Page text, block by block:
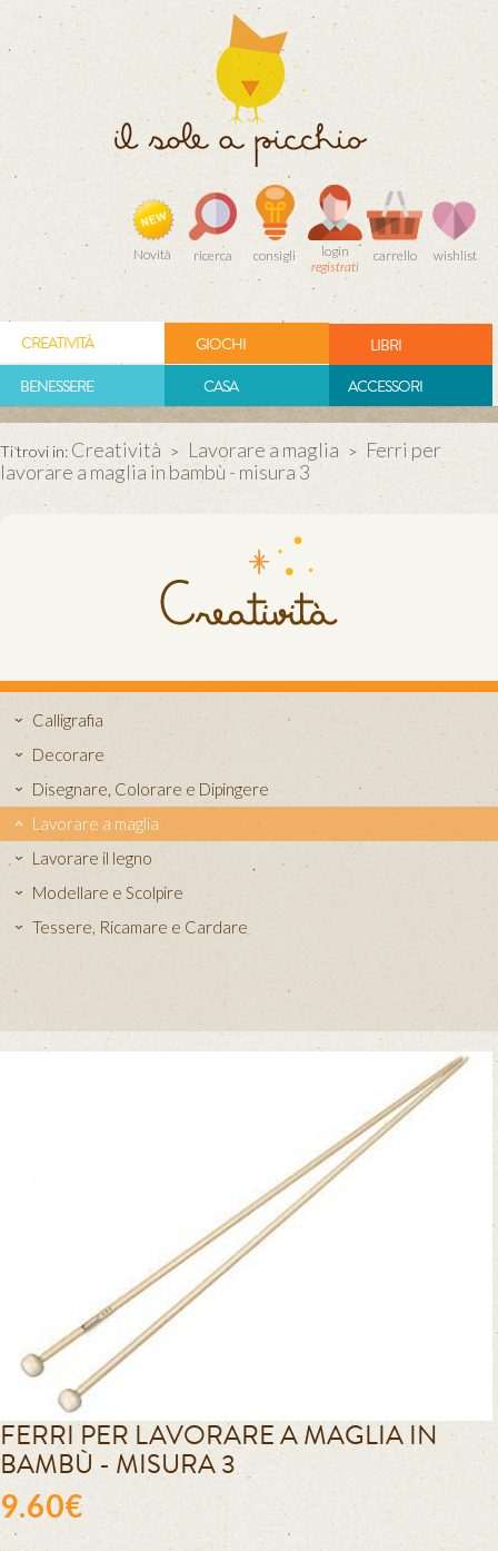
Novità ricerca consigli
login
registrati
carrello wishlist
CREATIVITÀ GIOCHI
LIBRI
BENESSERE
CASA ACCESSORI
Ti trovi in: Creatività > Lavorare a maglia > Ferri per
lavorare a maglia in bambù - misura 3
Calligrafia
Decorare
Disegnare, Colorare e Dipingere
Lavorare a maglia
Lavorare il legno
Modellare e Scolpire
Tessere, Ricamare e Cardare
FERRI PER LAVORARE A MAGLIA IN
BAMBÙ - MISURA 3
9.60€